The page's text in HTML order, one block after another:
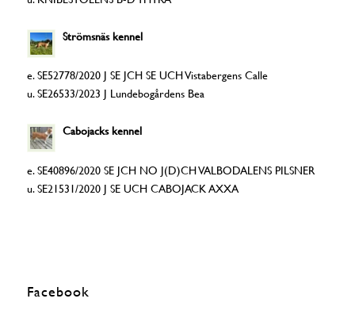
Strömsnäs kennel
e. SE52778/2020 J SE JCH SE UCH Vistabergens Calle
u. SE26533/2023 J Lundebogårdens Bea
Cabojacks kennel
e. SE40896/2020 SE JCH NO J(D)CH VALBODALENS PILSNER
u. SE21531/2020 J SE UCH CABOJACK AXXA
Facebook